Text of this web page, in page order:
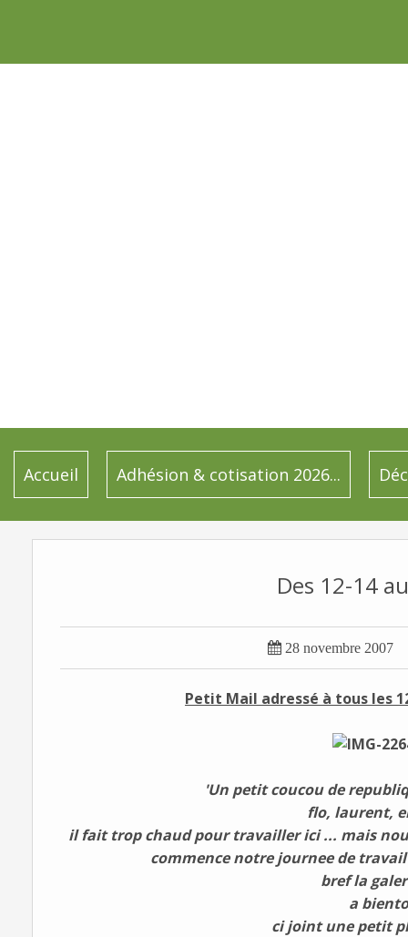
Accueil Adhésion & cotisation 2026...
Des 12-14
 28 novembre 2007
Petit Mail adressé à tous les
'Un petit coucou de
flo, laurent,
il fait trop chaud pour travailler ici ... mais
commence notre journee de
bref la
a
ci joint une petit